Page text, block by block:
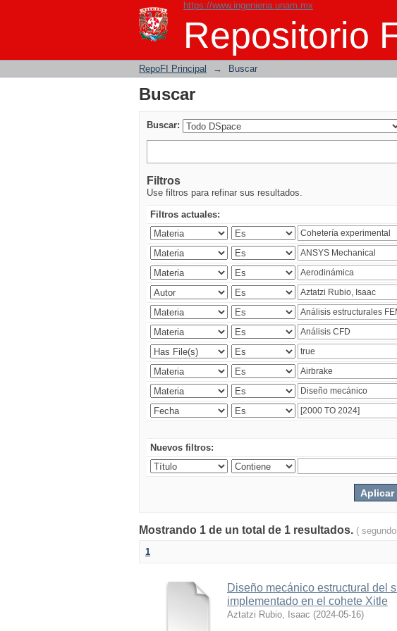
https://www.ingenieria.unam.mx
Repositorio
Buscar
RepoFI Principal → Buscar
Buscar
Buscar:
Filtros
Use filtros para refinar sus resultados.
Filtros actuales:
Nuevos filtros:
Mostrando 1 de un total de 1 resultados. (
1
Diseño mecánico estructural del
implementado en el cohete Xitle
Aztatzi Rubio, Isaac (2024-05-16)